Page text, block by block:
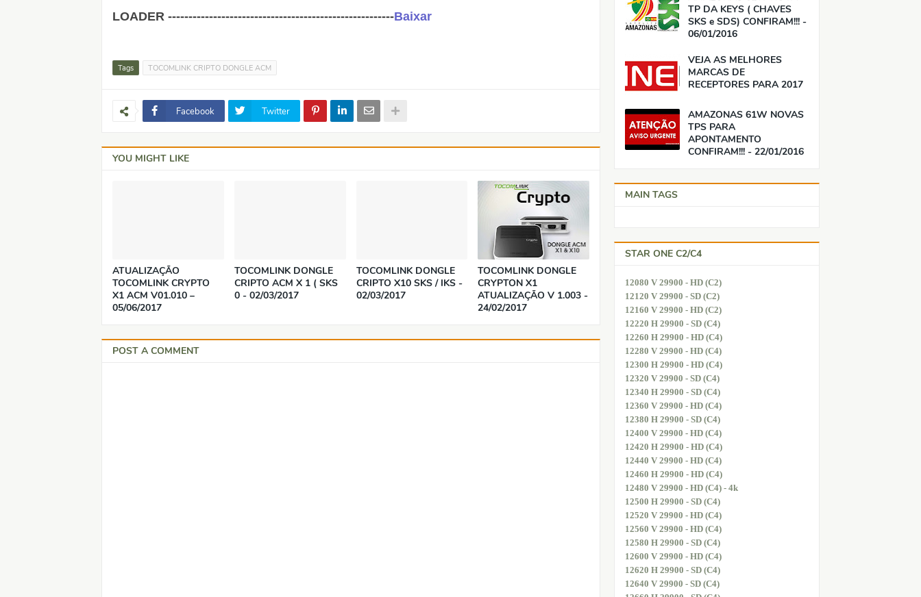
LOADER -------------------------------------------------------Baixar
Tags TOCOMLINK CRIPTO DONGLE ACM
Facebook Twitter
YOU MIGHT LIKE
ATUALIZAÇÃO
TOCOMLINK CRYPTO
X1 ACM V01.010 –
05/06/2017
TOCOMLINK DONGLE
CRIPTO ACM X 1 ( SKS
0 - 02/03/2017
TOCOMLINK DONGLE
CRIPTO X10 SKS / IKS -
02/03/2017
TOCOMLINK DONGLE
CRYPTON X1
ATUALIZAÇÃO V 1.003 -
24/02/2017
POST A COMMENT
TP DA KEYS ( CHAVES
SKS e SDS) CONFIRAM!!! -
06/01/2016
VEJA AS MELHORES
MARCAS DE
RECEPTORES PARA 2017
AMAZONAS 61W NOVAS
TPS PARA
APONTAMENTO
CONFIRAM!!! - 22/01/2016
MAIN TAGS
STAR ONE C2/C4
12080 V 29900 - HD (C2)
12120 V 29900 - SD (C2)
12160 V 29900 - HD (C2)
12220 H 29900 - SD (C4)
12260 H 29900 - HD (C4)
12280 V 29900 - HD (C4)
12300 H 29900 - HD (C4)
12320 V 29900 - SD (C4)
12340 H 29900 - SD (C4)
12360 V 29900 - HD (C4)
12380 H 29900 - SD (C4)
12400 V 29900 - HD (C4)
12420 H 29900 - HD (C4)
12440 V 29900 - HD (C4)
12460 H 29900 - HD (C4)
12480 V 29900 - HD (C4) - 4k
12500 H 29900 - SD (C4)
12520 V 29900 - HD (C4)
12560 V 29900 - HD (C4)
12580 H 29900 - SD (C4)
12600 V 29900 - HD (C4)
12620 H 29900 - SD (C4)
12640 V 29900 - SD (C4)